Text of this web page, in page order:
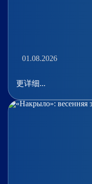
01.08.2026
更详细...